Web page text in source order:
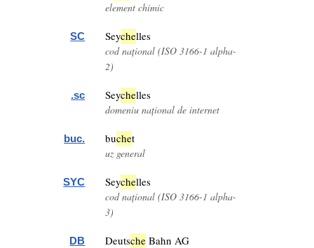
element chimic
SC Seychelles
cod național (ISO 3166-1 alpha-
2)
.sc Seychelles
domeniu național de internet
buc. buchet
uz general
SYC Seychelles
cod național (ISO 3166-1 alpha-
3)
DB Deutsche Bahn AG